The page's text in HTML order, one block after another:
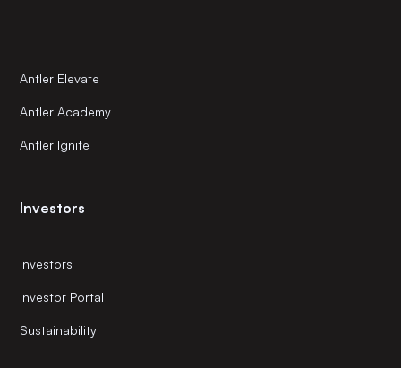
Antler Elevate
Antler Academy
Antler Ignite
Investors
Investors
Investor Portal
Sustainability